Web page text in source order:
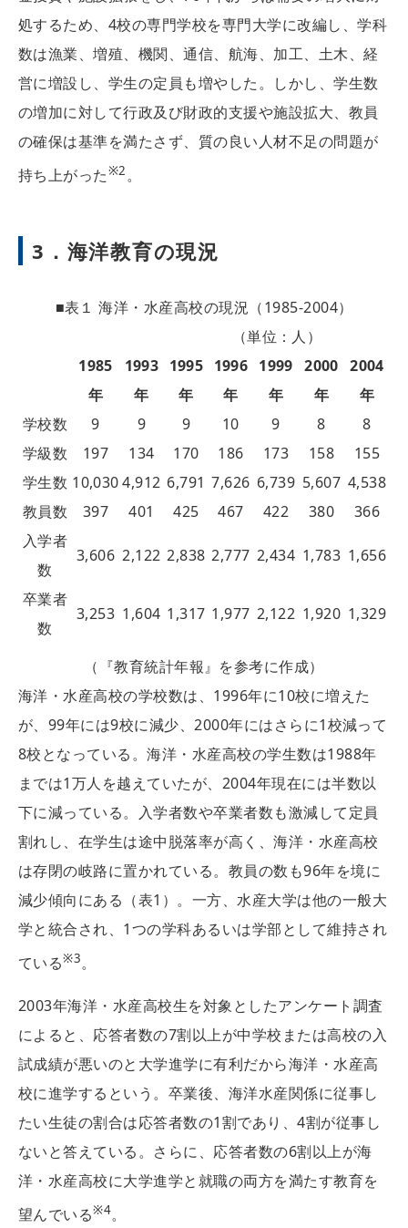
処するため、4校の専門学校を専門大学に改編し、学科
数は漁業、増殖、機関、通信、航海、加工、土木、経
営に増設し、学生の定員も増やした。しかし、学生数
の増加に対して行政及び財政的支援や施設拡大、教員
の確保は基準を満たさず、質の良い人材不足の問題が
持ち上がった※2。
3．海洋教育の現況
■表１ 海洋・水産高校の現況（1985-2004）
（単位：人）
1985
年
1993
年
1995
年
1996
年
1999
年
2000
年
2004
年
学校数
9 9 9 10 9 8
8
学級数
197 134 170 186 173 158
155
学生数 10,0304,912 6,791 7,626 6,739 5,607 4,538
教員数
397 401 425 467 422 380
366
入学者
数
3,606 2,122 2,838 2,777 2,434 1,783 1,656
卒業者
数
3,253 1,604 1,317 1,977 2,122 1,920 1,329
（『教育統計年報』を参考に作成）
海洋・水産高校の学校数は、1996年に10校に増えた
が、99年には9校に減少、2000年にはさらに1校減って
8校となっている。海洋・水産高校の学生数は1988年
までは1万人を越えていたが、2004年現在には半数以
下に減っている。入学者数や卒業者数も激減して定員
割れし、在学生は途中脱落率が高く、海洋・水産高校
は存閉の岐路に置かれている。教員の数も96年を境に
減少傾向にある（表1）。一方、水産大学は他の一般大
学と統合され、1つの学科あるいは学部として維持され
ている※3。
2003年海洋・水産高校生を対象としたアンケート調査
によると、応答者数の7割以上が中学校または高校の入
試成績が悪いのと大学進学に有利だから海洋・水産高
校に進学するという。卒業後、海洋水産関係に従事し
たい生徒の割合は応答者数の1割であり、4割が従事し
ないと答えている。さらに、応答者数の6割以上が海
洋・水産高校に大学進学と就職の両方を満たす教育を
望んでいる※4。